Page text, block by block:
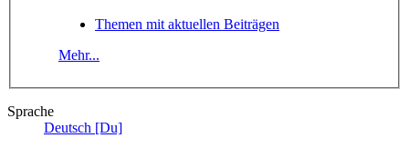
Themen mit aktuellen Beiträgen
Mehr...
Sprache
Deutsch [Du]